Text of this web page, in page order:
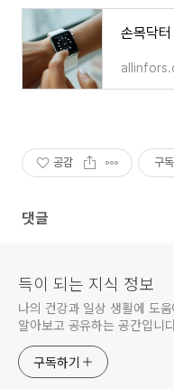
손목닥
공감 구
댓글
득이 되는 지식 정보
나의 건강과 일상 생활에 도
알아보고 공유하는 공간입니
구독하기